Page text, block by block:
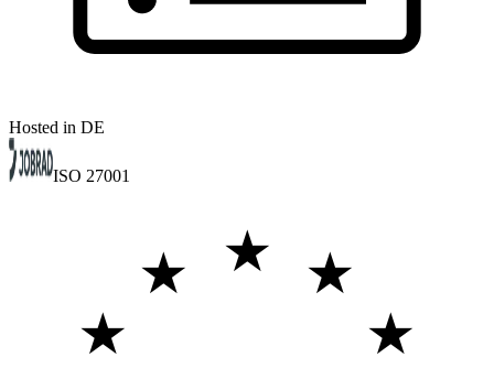
Hosted in DE
ISO 27001
★
★
★
★
★